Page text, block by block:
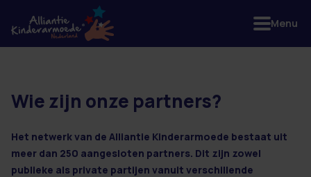
27 resultaten
Wie zijn onze partners?
Het netwerk van de Alliantie Kinderarmoede bestaat uit
meer dan 250 aangesloten partners. Dit zijn zowel
publieke als private partijen vanuit verschillende
Menu